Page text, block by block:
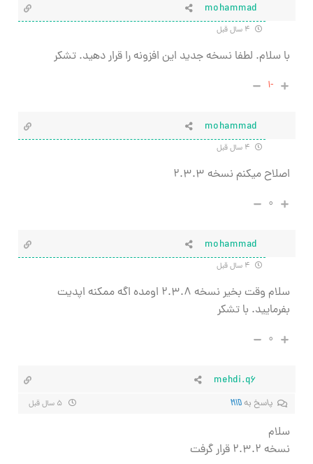
mohammad
با سلام. لطفا نسخه جدید این افزونه را قرار دهید. تشکر
-۱
mohammad
اصلاح میکنم نسخه ۲.۳.۳
۰
mohammad
سلام وقت بخیر نسخه ۲.۳.۸ اومده اگه ممکنه اپدیت
بفرمایید. با تشکر
۰
mehdi.q6
پاسخ بهMID
سلام
نسخه ۲.۳.۲ قرار گرفت